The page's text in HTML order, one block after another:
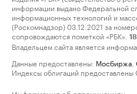
информации выдано Федеральной
информационных технологий и
(Роскомнадзор) 03.12.2021 за
сопровождаются пометкой «РБК».
Владельцем сайта является
Данные предоставлены: Мосбиржа
Индексы облигаций предоставлены